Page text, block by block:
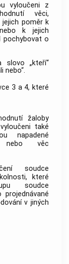
vyloučeni z
věci,
poměr k
k jejich
pochybovat o
„kteří“
nebo“.
3 a 4, které
žaloby
také
napadené
nebo věc
soudce
které
soudce
v jiných